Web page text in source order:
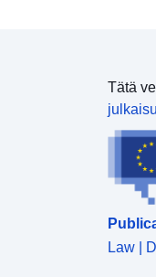
Tätä
Law |